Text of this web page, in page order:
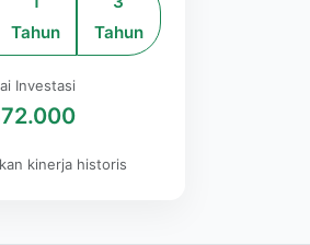
Tahun
Tahun
Investasi
kinerja historis